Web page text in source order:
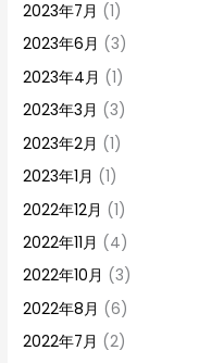
2023年7月 (1)
2023年6月 (3)
2023年4月 (1)
2023年3月 (3)
2023年2月 (1)
2023年1月 (1)
2022年12月 (1)
2022年11月 (4)
2022年10月 (3)
2022年8月 (6)
2022年7月 (2)